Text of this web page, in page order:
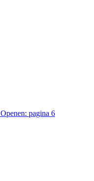
Openen: pagina 6